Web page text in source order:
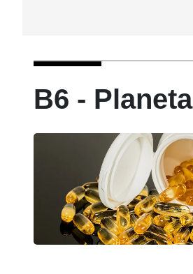
B6 - Planeta